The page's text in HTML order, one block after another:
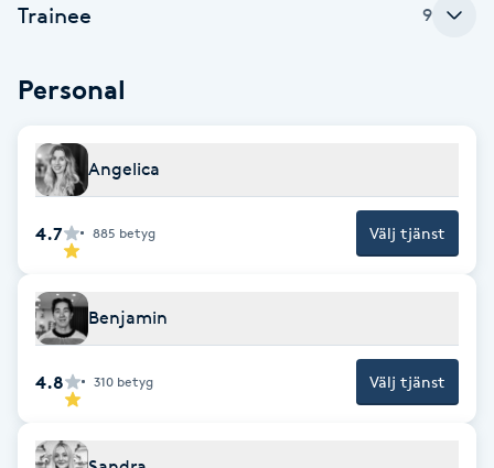
D
Diamantslipning
Enzympeeling
Extensions
Extensions borttagning
Eyeliner-tatuering
Trainee 9
Personal
Angelica
4.7 885 betyg Välj tjänst
Benjamin
4.8 310 betyg Välj tjänst